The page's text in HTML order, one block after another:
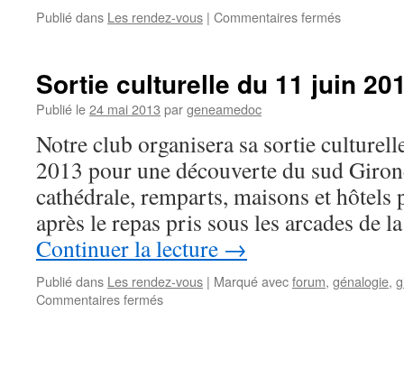
Publié dans Les rendez-vous | Commentaires ferméssur
2014/2015
Sortie culturelle du 11 juin
Publié le24 mai 2013 pargeneamedoc
Notre club organisera sa sortie
2013 pour une découverte du sud
cathédrale, remparts, maisons et
après le repas pris sous les arcades de
Continuer la lecture →
Publié dans Les rendez-vous | Marqué avecforum, génalogie,
Commentaires ferméssur